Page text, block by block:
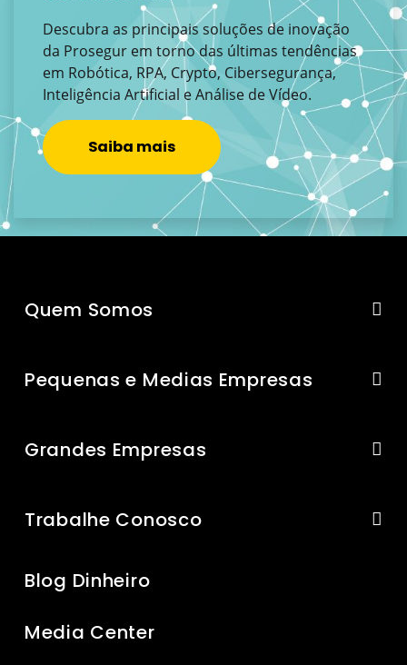
Descubra as principais soluções de inovação
da Prosegur em torno das últimas tendências
em Robótica, RPA, Crypto, Cibersegurança,
Inteligência Artificial e Análise de Vídeo.
Saiba mais
Quem Somos
Pequenas e Medias Empresas
Grandes Empresas
Trabalhe Conosco
Blog Dinheiro
Media Center